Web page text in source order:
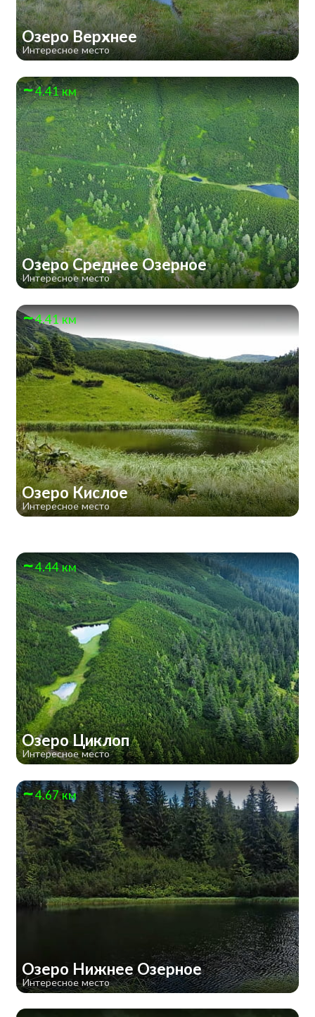
Озеро Верхнее
Интересное место
4.41 км
Озеро Среднее Озерное
Интересное место
4.41 км
Озеро Кислое
Интересное место
4.44 км
Озеро Циклоп
Интересное место
4.67 км
Озеро Нижнее Озерное
Интересное место